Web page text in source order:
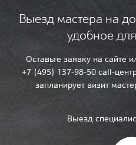
Выезд мастера на
удобное
Оставьте заявку на сайте
+7 (495) 137-98-50 call-
запланирует визит
Выезд